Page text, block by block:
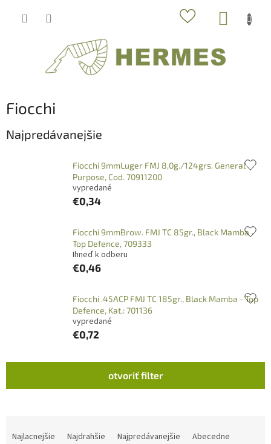
Fiocchi
Najpredávanejšie
Fiocchi 9mmLuger FMJ 8,0g./124grs. General
Purpose, Cod. 70911200
vypredané
€0,34
Fiocchi 9mmBrow. FMJ TC 85gr., Black Mamba -
Top Defence, 709333
Ihneď k odberu
€0,46
Fiocchi .45ACP FMJ TC 185gr., Black Mamba - Top
Defence, Kat.: 701136
vypredané
€0,72
Najlacnejšie Najdrahšie Najpredávanejšie Abecedne
otvoriť filter
p